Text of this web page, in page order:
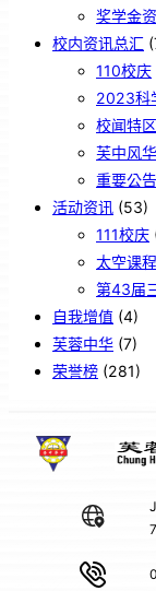
奖学金
校内资讯总汇
110校庆
2023科
校闻特区
芙中风华
重要公告
活动资讯 (53)
111校庆
太空课程
第43届
自我增值 (4)
芙蓉中华 (7)
荣誉榜 (281)